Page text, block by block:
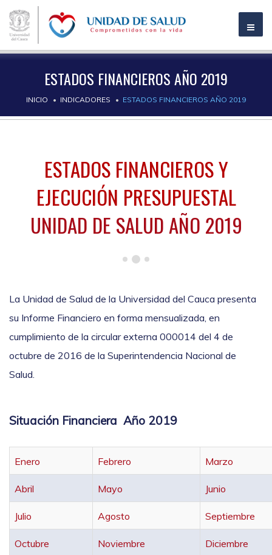
ESTADOS FINANCIEROS AÑO 2019
INICIO INDICADORES ESTADOS FINANCIEROS AÑO 2019
ESTADOS FINANCIEROS Y
EJECUCIÓN PRESUPUESTAL
UNIDAD DE SALUD AÑO 2019
La Unidad de Salud de la Universidad del Cauca presenta
su Informe Financiero en forma mensualizada, en
cumplimiento de la circular externa 000014 del 4 de
octubre de 2016 de la Superintendencia Nacional de
Salud.
Situación Financiera Año 2019
Enero Febrero Marzo
Abril Mayo Junio
Julio Agosto Septiembre
Octubre Noviembre Diciembre